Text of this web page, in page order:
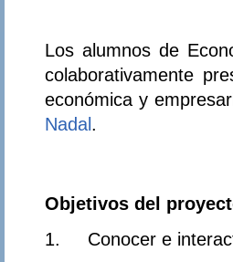
Los alumnos de
colaborativamente
económica y
Nadal.
Objetivos del
1. Conocer e